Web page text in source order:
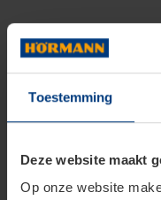
Toestemming
Deze website maakt
Op onze website